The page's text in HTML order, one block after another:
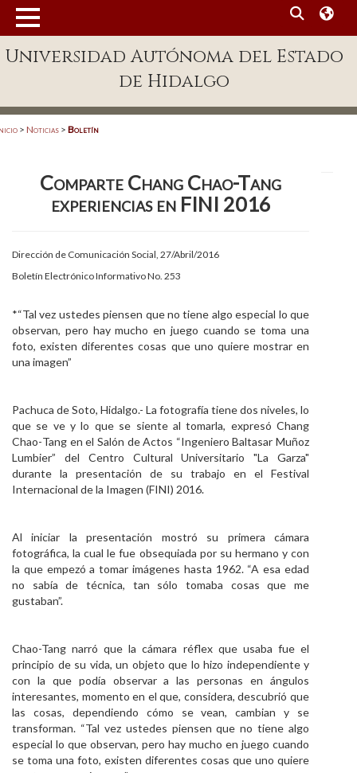
Enlaces
Patronato
Publicaciones en línea
Acreditación Internacional
Alumnado
Aspirantes
Alumni
Visitantes
Universidad Autónoma del Estado
de Hidalgo
> Noticias > Boletín
Comparte Chang Chao-Tang
experiencias en FINI 2016
Dirección de Comunicación Social, 27/Abril/2016
Boletín Electrónico Informativo No. 253
*“Tal vez ustedes piensen que no tiene algo especial lo que
observan, pero hay mucho en juego cuando se toma una
foto, existen diferentes cosas que uno quiere mostrar en
una imagen”
Pachuca de Soto, Hidalgo.- La fotografía tiene dos niveles, lo
que se ve y lo que se siente al tomarla, expresó Chang
Chao-Tang en el Salón deActos “Ingeniero Baltasar Muñoz
Lumbier” del Centro Cultural Universitario "La Garza"
durante la presentación de su trabajo en el Festival
Internacional de la Imagen (FINI) 2016.
Aliniciar la presentación mostró su primera cámara
fotográfica, la cual le fue obsequiada por su hermano y con
la que empezó a tomar imágenes hasta 1962. “A esa edad
no sabía de técnica, tan sólo tomaba cosas que me
gustaban”.
Chao-Tang narró que la cámara réflex que usaba fue el
principio de su vida, un objeto que lo hizo independiente y
con la que podía observar a las personas en ángulos
interesantes, momento en el que, considera, descubrió que
las cosas, dependiendo cómo se vean, cambian y se
transforman. “Tal vez ustedes piensen que no tiene algo
especial lo que observan, pero hay mucho en juego cuando
se toma una foto, existen diferentes cosas que uno quiere